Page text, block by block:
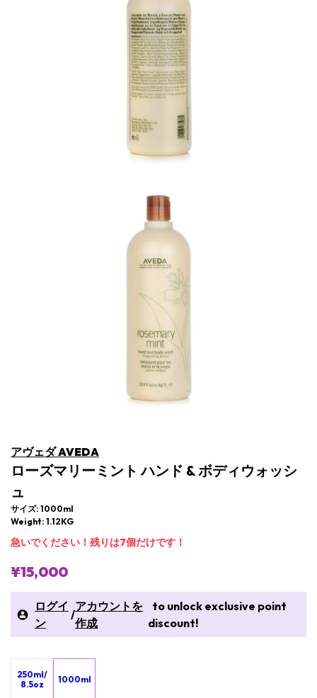
アヴェダ AVEDA
ローズマリーミント ハンド & ボディウォッシ
ュ
サイズ: 1000ml
Weight: 1.12KG
急いでください！残りは7個だけです！
¥15,000
ログイ
ン
/
アカウントを
作成
to unlock exclusive point
discount!
250ml/
8.5oz
1000ml